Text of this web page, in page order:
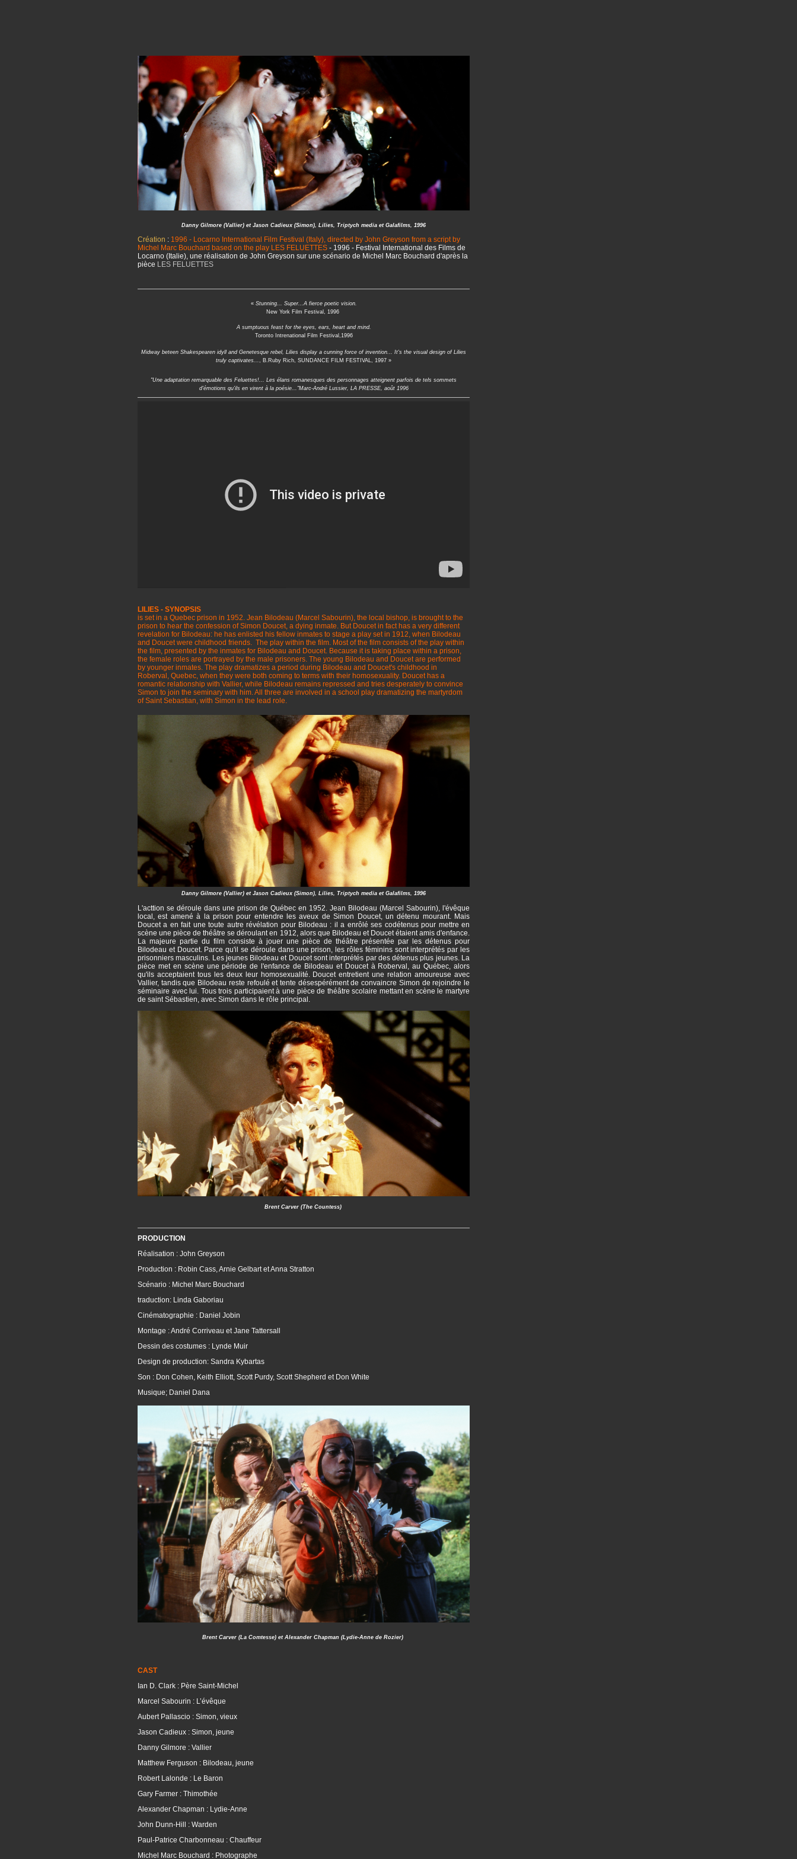
Danny Gilmore (Vallier) et Jason Cadieux (Simon), Lilies, Triptych media et Galafilms, 1996
Création : 1996 - Locarno International Film Festival (Italy), directed by John Greyson from a script by
Michel Marc Bouchard based on the play LES FELUETTES - 1996 - Festival International des Films de
Locarno (Italie), une réalisation de John Greyson sur une scénario de Michel Marc Bouchard d'après la
pièce LES FELUETTES
« Stunning... Super...A fierce poetic vision.
New York Film Festival, 1996
A sumptuous feast for the eyes, ears, heart and mind.
Toronto Intrenational Film Festival,1996
Midway beteen Shakespearen idyll and Genetesque rebel, Lilies display a cunning force of invention... It's the visual design of Lilies
truly captivates...
, B.Ruby Rich, SUNDANCE FILM FESTIVAL, 1997 »
"Une adaptation remarquable des Feluettes!... Les élans romanesques des personnages atteignent parfois de tels sommets
d'émotions qu'ils en virent à la poésie..."Marc-André Lussier, LA PRESSE, août 1996
LILIES - SYNOPSIS
is set in a Quebec prison in 1952. Jean Bilodeau (Marcel Sabourin), the local bishop, is brought to the
prison to hear the confession of Simon Doucet, a dying inmate. But Doucet in fact has a very different
revelation for Bilodeau: he has enlisted his fellow inmates to stage a play set in 1912, when Bilodeau
and Doucet were childhood friends. The play within the film. Most of the film consists of the play within
the film, presented by the inmates for Bilodeau and Doucet. Because it is taking place within a prison,
the female roles are portrayed by the male prisoners. The young Bilodeau and Doucet are performed
by younger inmates. The play dramatizes a period during Bilodeau and Doucet's childhood in
Roberval, Quebec, when they were both coming to terms with their homosexuality. Doucet has a
romantic relationship with Vallier, while Bilodeau remains repressed and tries desperately to convince
Simon to join the seminary with him. All three are involved in a school play dramatizing the martyrdom
of Saint Sebastian, with Simon in the lead role.
Danny Gilmore (Vallier) et Jason Cadieux (Simon), Lilies, Triptych media et Galafilms, 1996
L'acttion se déroule dans une prison de Québec en 1952. Jean Bilodeau (Marcel Sabourin), l'évêque
local, est amené à la prison pour entendre les aveux de Simon Doucet, un détenu mourant. Mais
Doucet a en fait une toute autre révélation pour Bilodeau : il a enrôlé ses codétenus pour mettre en
scène une pièce de théâtre se déroulant en 1912, alors que Bilodeau et Doucet étaient amis d'enfance.
La majeure partie du film consiste à jouer une pièce de théâtre présentée par les détenus pour
Bilodeau et Doucet. Parce qu'il se déroule dans une prison, les rôles féminins sont interprétés par les
prisonniers masculins. Les jeunes Bilodeau et Doucet sont interprétés par des détenus plus jeunes. La
pièce met en scène une période de l'enfance de Bilodeau et Doucet à Roberval, au Québec, alors
qu'ils acceptaient tous les deux leur homosexualité. Doucet entretient une relation amoureuse avec
Vallier, tandis que Bilodeau reste refoulé et tente désespérément de convaincre Simon de rejoindre le
séminaire avec lui. Tous trois participaient à une pièce de théâtre scolaire mettant en scène le martyre
de saint Sébastien, avec Simon dans le rôle principal.
Brent Carver (The Countess)
PRODUCTION
Réalisation : John Greyson
Production : Robin Cass, Arnie Gelbart et Anna Stratton
Scénario : Michel Marc Bouchard
traduction: Linda Gaboriau
Cinématographie : Daniel Jobin
Montage : André Corriveau et Jane Tattersall
Dessin des costumes : Lynde Muir
Design de production: Sandra Kybartas
Son : Don Cohen, Keith Elliott, Scott Purdy, Scott Shepherd et Don White
Musique; Daniel Dana
Brent Carver (La Comtesse) et Alexander Chapman (Lydie-Anne de Rozier)
CAST
Ian D. Clark : Père Saint-Michel
Marcel Sabourin : L’évêque
Aubert Pallascio : Simon, vieux
Jason Cadieux : Simon, jeune
Danny Gilmore : Vallier
Matthew Ferguson : Bilodeau, jeune
Robert Lalonde : Le Baron
Gary Farmer : Thimothée
Alexander Chapman : Lydie-Anne
John Dunn-Hill : Warden
Paul-Patrice Charbonneau : Chauffeur
Michel Marc Bouchard : Photographe